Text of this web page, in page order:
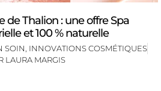
de Thalion : une offre Spa
et 100 % naturelle
SOIN INNOVATIONS COSMÉTIQUES
LAURA MARGIS